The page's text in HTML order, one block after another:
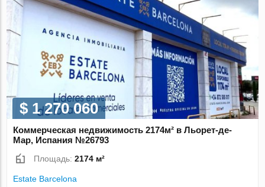
$ 1 270 060
Коммерческая недвижимость 2174м² в Льорет-де-
Мар, Испания №26793
Площадь:2174 м²
Estate Barcelona